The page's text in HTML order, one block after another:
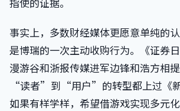
事实上，多数财经媒体更愿意单纯的
是博瑞的一次主动收购行为。《证券
漫游谷和浙报传媒进军边锋和浩方相
“读者”到“用户”的转型都上过《
如果有样学样，希望借游戏实现多元